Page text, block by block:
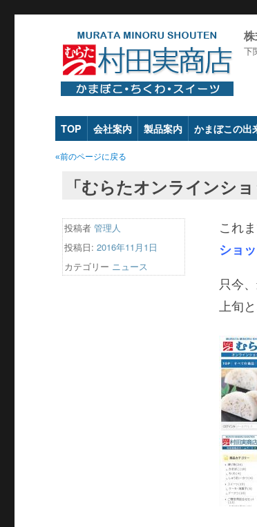
下
TOP 会社案内 製品案内 かまぼこの出
«前のページに戻る
「むらたオンラインシ
これ
ショッ
只今
上旬
投稿者管理人
投稿日:2016年11月1日
カテゴリー ニュース